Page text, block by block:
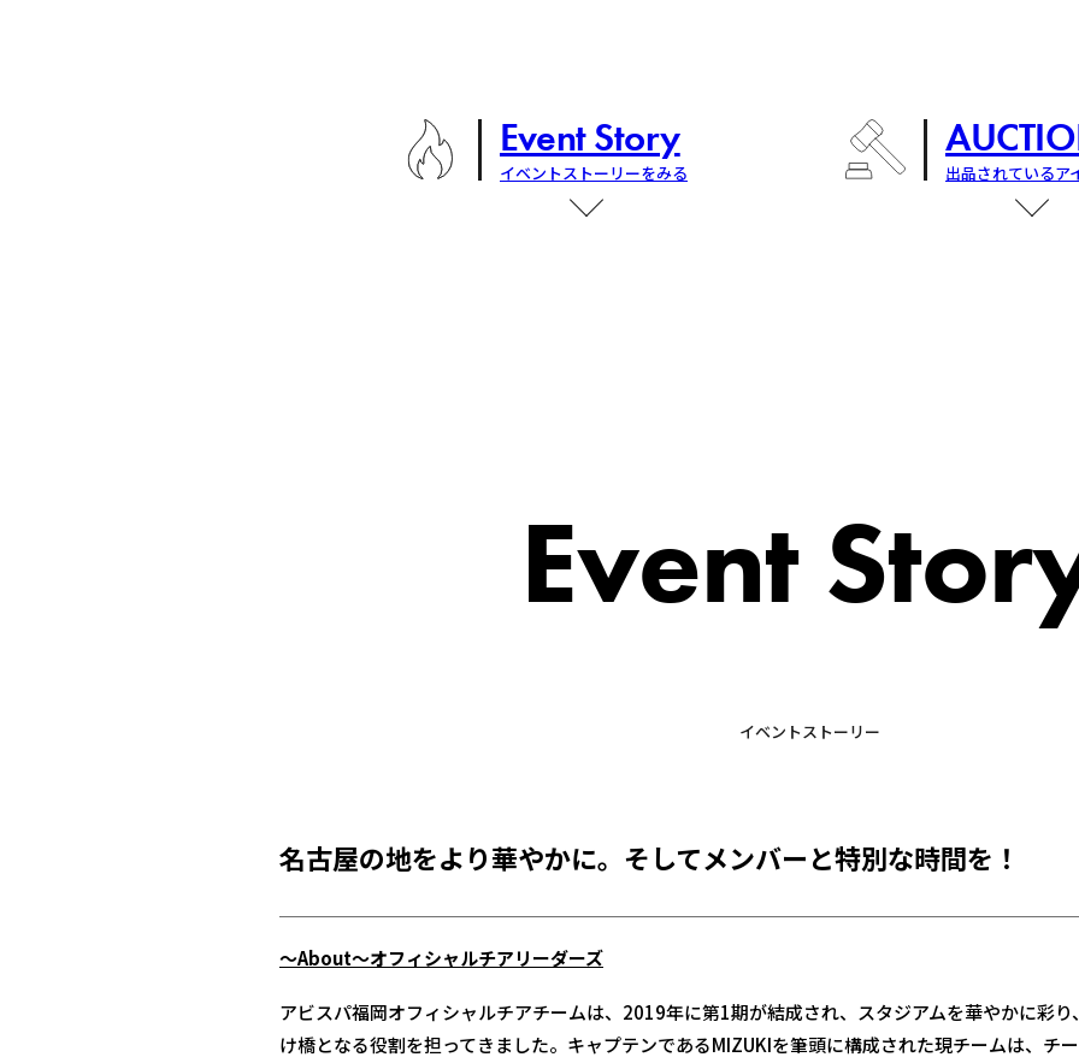
Event Story
イベントストーリーをみる 出品されているア
Event
イベントストーリー
名古屋の地をより華やかに。そしてメンバーと特別な時間を！
～About～オフィシャルチアリーダーズ
アビスパ福岡オフィシャルチアチームは、2019年に第1期が結成され、スタジアムを華やかに彩
け橋となる役割を担ってきました。キャプテンであるMIZUKIを筆頭に構成された現チームは、チ